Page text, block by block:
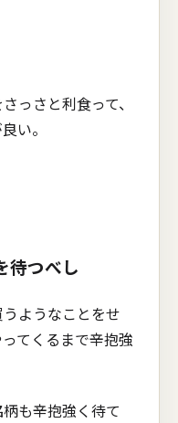
っさと利食って、
い。
待つべし
ようなことをせ
てくるまで辛抱強
も辛抱強く待て